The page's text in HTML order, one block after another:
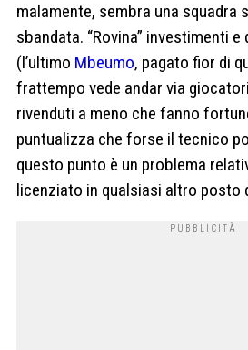
malamente, sembra una squadra
sbandata. “Rovina” investimenti
(l’ultimo Mbeumo, pagato fior di
frattempo vede andar via
rivenduti a meno che fanno
puntualizza che forse il tecnico
questo punto è un problema
licenziato in qualsiasi altro posto